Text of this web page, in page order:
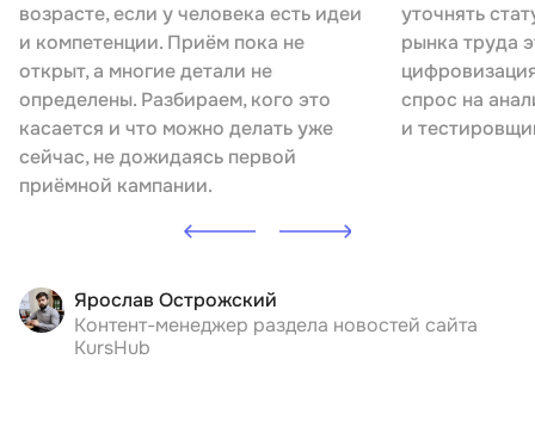
возрасте, если у человека есть идеи
и компетенции. Приём пока не
открыт, а многие детали не
определены. Разбираем, кого это
касается и что можно делать уже
сейчас, не дожидаясь первой
приёмной кампании.
уточнять
рынка труда
спрос на
и
Ярослав Острожский
Контент-менеджер раздела новостей сайта
KursHub